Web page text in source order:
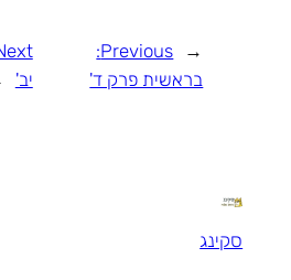
←
Previous:
בראשית פרק ד'
יב'
סקינג